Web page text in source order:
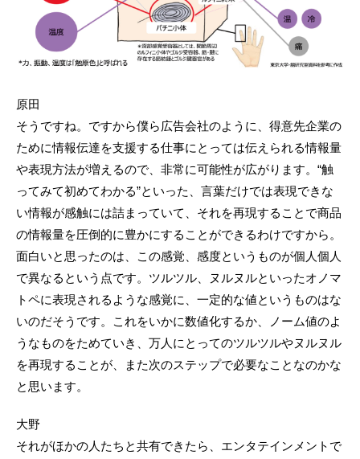
原田
そうですね。ですから僕ら広告会社のように、得意先企業の
ために情報伝達を支援する仕事にとっては伝えられる情報量
や表現方法が増えるので、非常に可能性が広がります。“触
ってみて初めてわかる”といった、言葉だけでは表現できな
い情報が感触には詰まっていて、それを再現することで商品
の情報量を圧倒的に豊かにすることができるわけですから。
面白いと思ったのは、この感覚、感度というものが個人個人
で異なるという点です。ツルツル、ヌルヌルといったオノマ
トペに表現されるような感覚に、一定的な値というものはな
いのだそうです。これをいかに数値化するか、ノーム値のよ
うなものをためていき、万人にとってのツルツルやヌルヌル
を再現することが、また次のステップで必要なことなのかな
と思います。
大野
それがほかの人たちと共有できたら、エンタテインメントで